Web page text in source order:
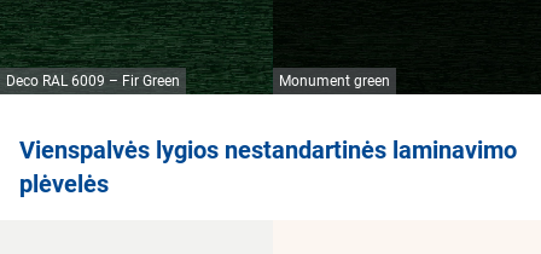
Deco RAL 6009 – Fir Green Monument green
Vienspalvės lygios nestandartinės laminavimo
plėvelės